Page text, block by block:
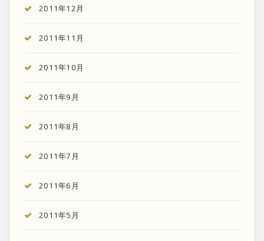
2011年12月
2011年11月
2011年10月
2011年9月
2011年8月
2011年7月
2011年6月
2011年5月